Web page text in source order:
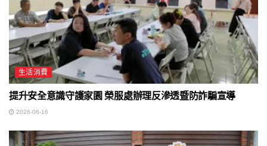
生活消費
提升安全意識守護家園 榮服處辦理反滲透暨防詐騙宣導
2026-06-16